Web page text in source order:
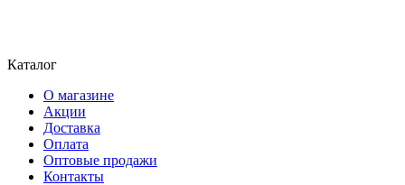
Каталог
О магазине
Акции
Доставка
Оплата
Оптовые продажи
Контакты